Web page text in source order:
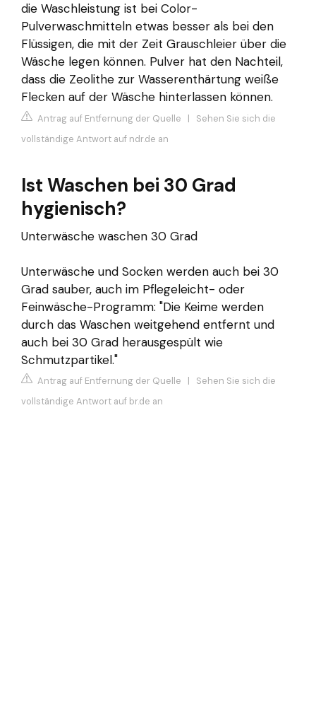
die Waschleistung ist bei Color-
Pulverwaschmitteln etwas besser als bei den
Flüssigen, die mit der Zeit Grauschleier über die
Wäsche legen können. Pulver hat den Nachteil,
dass die Zeolithe zur Wasserenthärtung weiße
Flecken auf der Wäsche hinterlassen können.
Antrag auf Entfernung der Quelle | Sehen Sie sich die
vollständige Antwort auf ndr.de an
Ist Waschen bei 30 Grad
hygienisch?
Unterwäsche waschen 30 Grad
Unterwäsche und Socken werden auch bei 30
Grad sauber, auch im Pflegeleicht- oder
Feinwäsche-Programm: "Die Keime werden
durch das Waschen weitgehend entfernt und
auch bei 30 Grad herausgespült wie
Schmutzpartikel."
Antrag auf Entfernung der Quelle | Sehen Sie sich die
vollständige Antwort auf br.de an